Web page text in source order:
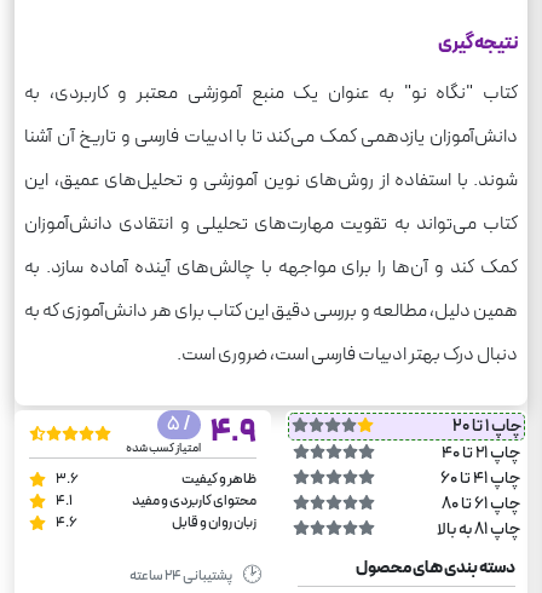
نتیجه‌گیری
کتاب "نگاه نو" به عنوان یک منبع آموزشی معتبر و کاربردی، به
دانش‌آموزان یازدهمی کمک می‌کند تا با ادبیات فارسی و تاریخ آن آشنا
شوند. با استفاده از روش‌های نوین آموزشی و تحلیل‌های عمیق، این
کتاب می‌تواند به تقویت مهارت‌های تحلیلی و انتقادی دانش‌آموزان
کمک کند و آن‌ها را برای مواجهه با چالش‌های آینده آماده سازد. به
همین دلیل، مطالعه و بررسی دقیق این کتاب برای هر دانش‌آموزی که به
دنبال درک بهتر ادبیات فارسی است، ضروری است.
چاپ 1 تا 20
چاپ 21 تا 40
چاپ 41 تا 60
چاپ 61 تا 80
چاپ 81 به بالا
4.9
/ 5
امتیاز کسب شده
ظاهر و کیفیت
3.6
محتوای کاربردی و مفید
4.1
زبان روان و قابل
4.6
دسته بندی های محصول 🕑 پشتیبانی ۲۴ ساعته